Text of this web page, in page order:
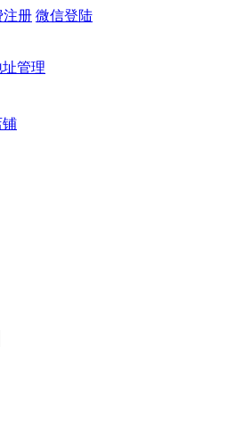
注册 微信登陆
管理
铺